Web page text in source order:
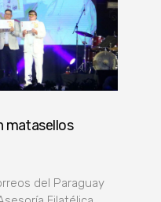
matasellos
del Paraguay